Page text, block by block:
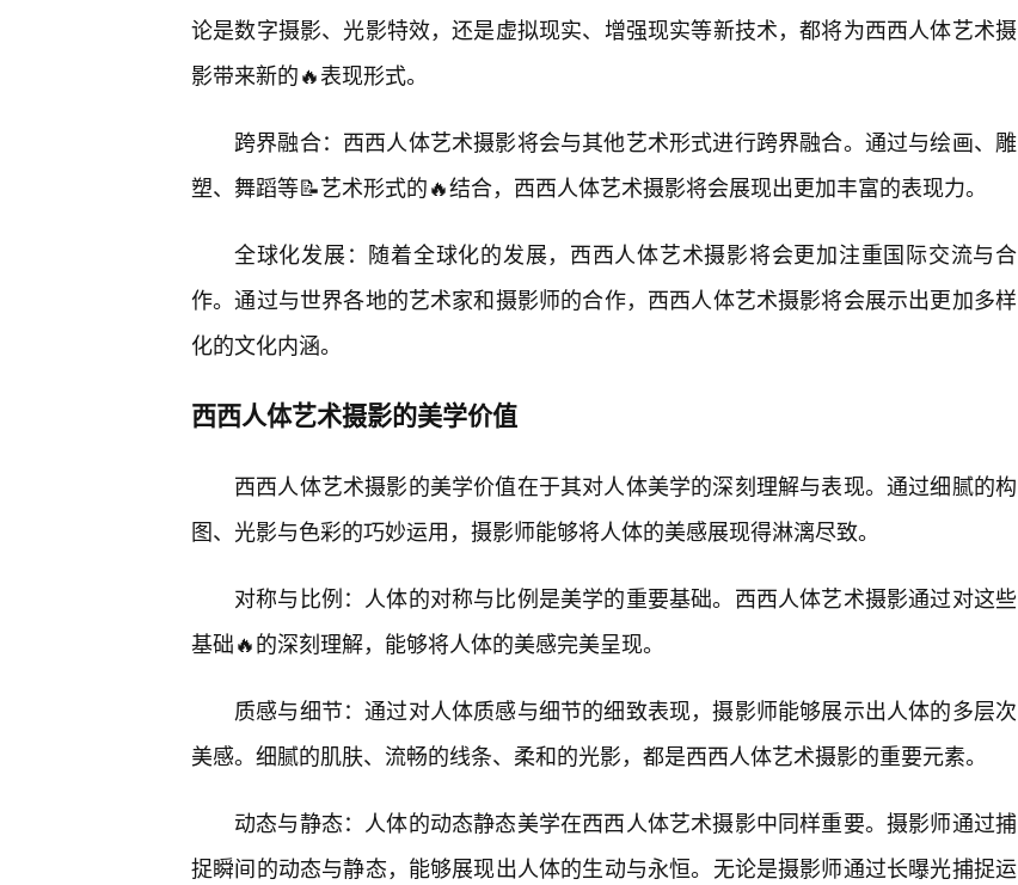
论是数字摄影、光影特效，还是虚拟现实、增强现实等新技术，都将为西西人体艺术摄
影带来新的🔥表现形式。
跨界融合：西西人体艺术摄影将会与其他艺术形式进行跨界融合。通过与绘画、雕
塑、舞蹈等📝艺术形式的🔥结合，西西人体艺术摄影将会展现出更加丰富的表现力。
全球化发展：随着全球化的发展，西西人体艺术摄影将会更加注重国际交流与合
作。通过与世界各地的艺术家和摄影师的合作，西西人体艺术摄影将会展示出更加多样
化的文化内涵。
西西人体艺术摄影的美学价值
西西人体艺术摄影的美学价值在于其对人体美学的深刻理解与表现。通过细腻的构
图、光影与色彩的巧妙运用，摄影师能够将人体的美感展现得淋漓尽致。
对称与比例：人体的对称与比例是美学的重要基础。西西人体艺术摄影通过对这些
基础🔥的深刻理解，能够将人体的美感完美呈现。
质感与细节：通过对人体质感与细节的细致表现，摄影师能够展示出人体的多层次
美感。细腻的肌肤、流畅的线条、柔和的光影，都是西西人体艺术摄影的重要元素。
动态与静态：人体的动态静态美学在西西人体艺术摄影中同样重要。摄影师通过捕
捉瞬间的动态与静态，能够展现出人体的生动与永恒。无论是摄影师通过长曝光捕捉运